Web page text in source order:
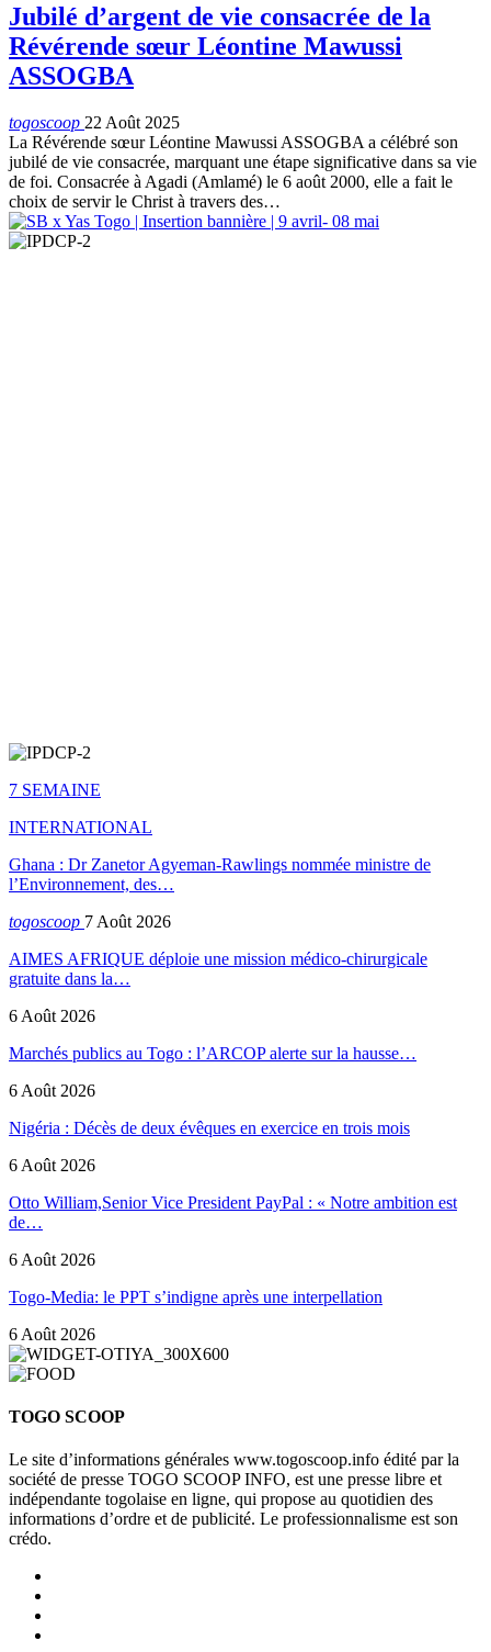
Jubilé d’argent de vie consacrée de la
Révérende sœur Léontine Mawussi
ASSOGBA
togoscoop 22 Août 2025
La Révérende sœur Léontine Mawussi ASSOGBA a célébré son
jubilé de vie consacrée, marquant une étape significative dans sa vie
de foi. Consacrée à Agadi (Amlamé) le 6 août 2000, elle a fait le
choix de servir le Christ à travers des…
7 SEMAINE
INTERNATIONAL
Ghana : Dr Zanetor Agyeman-Rawlings nommée ministre de
l’Environnement, des…
togoscoop 7 Août 2026
AIMES AFRIQUE déploie une mission médico-chirurgicale
gratuite dans la…
6 Août 2026
Marchés publics au Togo : l’ARCOP alerte sur la hausse…
6 Août 2026
Nigéria : Décès de deux évêques en exercice en trois mois
6 Août 2026
Otto William,Senior Vice President PayPal : « Notre ambition est
de…
6 Août 2026
Togo-Media: le PPT s’indigne après une interpellation
6 Août 2026
TOGO SCOOP
Le site d’informations générales www.togoscoop.info édité par la
société de presse TOGO SCOOP INFO, est une presse libre et
indépendante togolaise en ligne, qui propose au quotidien des
informations d’ordre et de publicité. Le professionnalisme est son
crédo.